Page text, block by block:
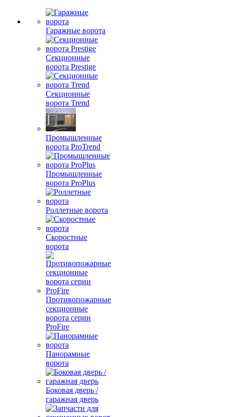
Гаражные ворота
Секционные
ворота Prestige
Секционные
ворота Trend
Промышленные
ворота ProTrend
Промышленные
ворота ProPlus
Роллетные ворота
Скоростные
ворота
Противопожарные
секционные
ворота серии
ProFire
Панорамные
ворота
Боковая дверь /
гаражная дверь